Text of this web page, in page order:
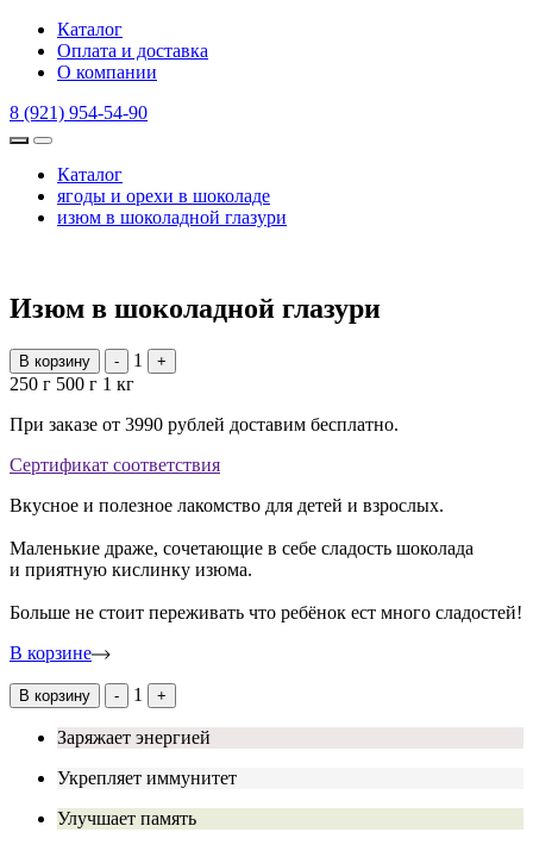
Каталог
Оплата и доставка
О компании
8 (921) 954-54-90
Каталог
ягоды и орехи в шоколаде
изюм в шоколадной глазури
Изюм в шоколадной глазури
В корзину - 1 +
250 г 500 г 1 кг
При заказе от 3990 рублей доставим бесплатно.
Сертификат соответствия
Вкусное и полезное лакомство для детей и взрослых.
Маленькие драже, сочетающие в себе сладость шоколада
и приятную кислинку изюма.
Больше не стоит переживать что ребёнок ест много сладостей!
В корзине
В корзину - 1 +
Заряжает энергией
Укрепляет иммунитет
Улучшает память